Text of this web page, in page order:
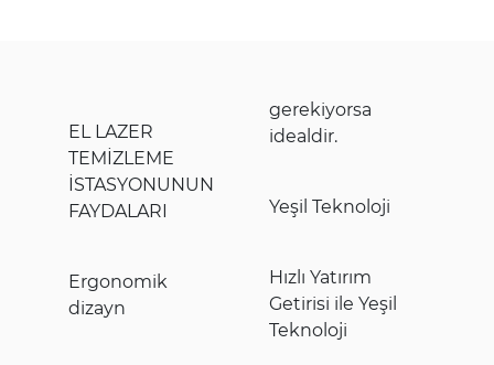
EL LAZER
TEMİZLEME
İSTASYONUNUN
FAYDALARI
Ergonomik
dizayn
gerekiyorsa
idealdir.
Yeşil Teknoloji
Hızlı Yatırım
Getirisi ile Yeşil
Teknoloji